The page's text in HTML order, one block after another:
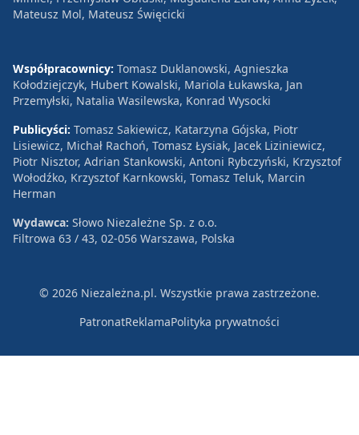
Mateusz Mol, Mateusz Święcicki
Współpracownicy: Tomasz Duklanowski, Agnieszka
Kołodziejczyk, Hubert Kowalski, Mariola Łukawska, Jan
Przemyłski, Natalia Wasilewska, Konrad Wysocki
Publicyści: Tomasz Sakiewicz, Katarzyna Gójska, Piotr
Lisiewicz, Michał Rachoń, Tomasz Łysiak, Jacek Liziniewicz,
Piotr Nisztor, Adrian Stankowski, Antoni Rybczyński, Krzysztof
Wołodźko, Krzysztof Karnkowski, Tomasz Teluk, Marcin
Herman
Wydawca: Słowo Niezależne Sp. z o.o.
Filtrowa 63 / 43, 02-056 Warszawa, Polska
© 2026 Niezależna.pl. Wszystkie prawa zastrzeżone.
PatronatReklamaPolityka prywatności